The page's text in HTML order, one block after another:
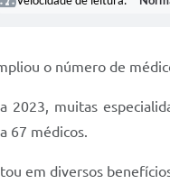
o número de
2023, muitas
67 médicos.
em diversos